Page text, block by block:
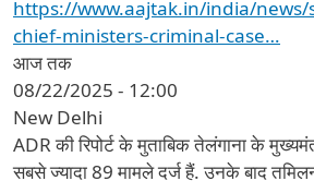
https://www.aajtak.in/india/
chief-ministers-criminal-case…
आज तक
08/22/2025 - 12:00
New Delhi
ADR की रिपोर्ट के मुताबिक तेलंगाना के
सबसे ज्यादा 89 मामले दर्ज हैं. उनके बाद